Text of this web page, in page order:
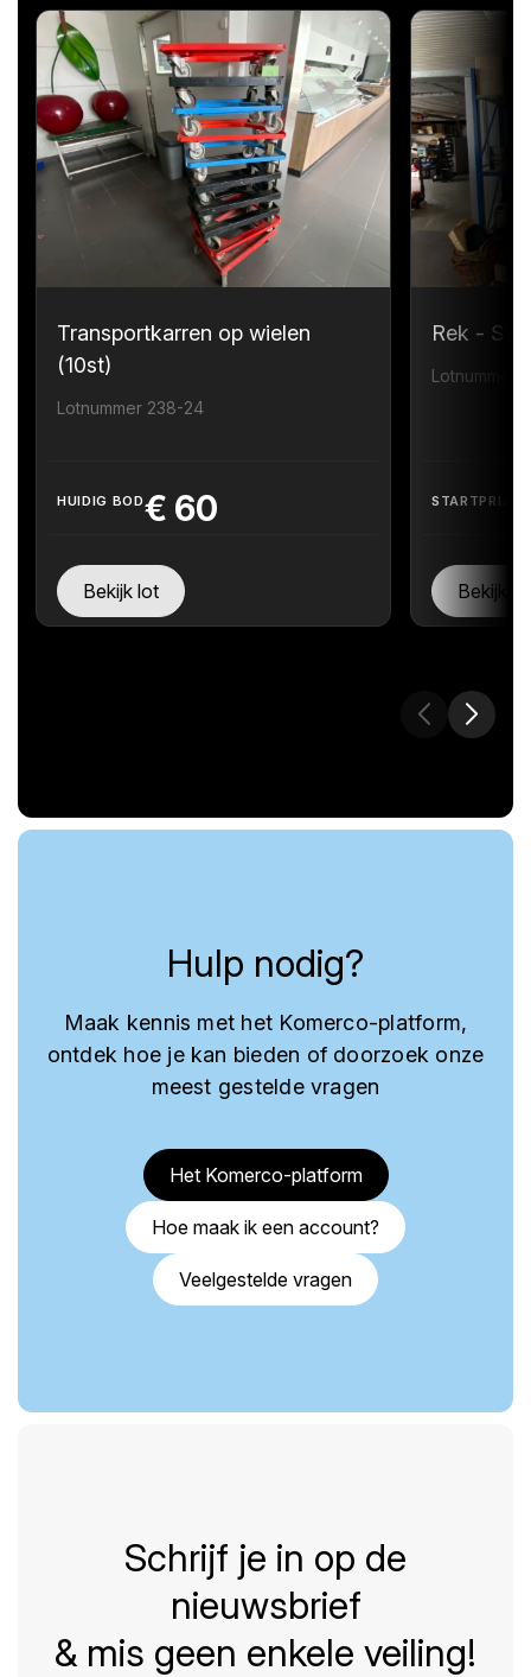
Transportkarren op wielen
(10st)
Lotnummer 238-24
HUIDIG BOD€ 60
Bekijk lot
Rek -
Lotnummer
STARTPRIJS
Bekijk
Hulp nodig?
Maak kennis met het Komerco-platform,
ontdek hoe je kan bieden of doorzoek onze
meest gestelde vragen
Het Komerco-platform
Hoe maak ik een account?
Veelgestelde vragen
Schrijf je in op de
nieuwsbrief
& mis geen enkele veiling!